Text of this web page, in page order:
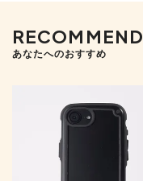
RECOMMEND
あなたへのおすすめ